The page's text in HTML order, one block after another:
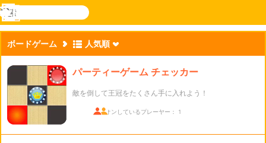
Novel
検
索
ログ
メ
ニ
ー
ボードゲーム 人気順
パーティーゲーム チェッカー
敵を倒して王冠をたくさん手に入れよう！
ログオンしているプレーヤー： 1